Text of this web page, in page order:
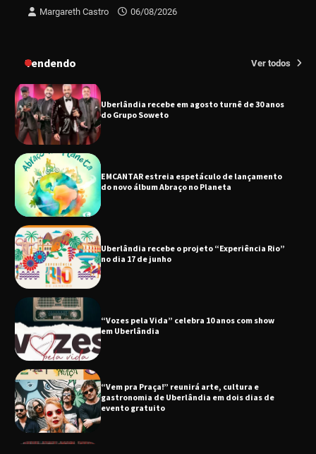
Margareth Castro 06/08/2026
Tendendo Ver todos
EMCANTAR estreia espetáculo de lançamento
do novo álbum Abraço no Planeta
Uberlândia recebe o projeto “Experiência Rio”
no dia 17 de junho
“Vozes pela Vida” celebra 10 anos com show
em Uberlândia
“Vem pra Praça!” reunirá arte, cultura e
gastronomia de Uberlândia em dois dias de
evento gratuito
“Uma prosa de valor” é o tema da roda de
conversa com o diretor e a produtora do
espetáculo Bárbara